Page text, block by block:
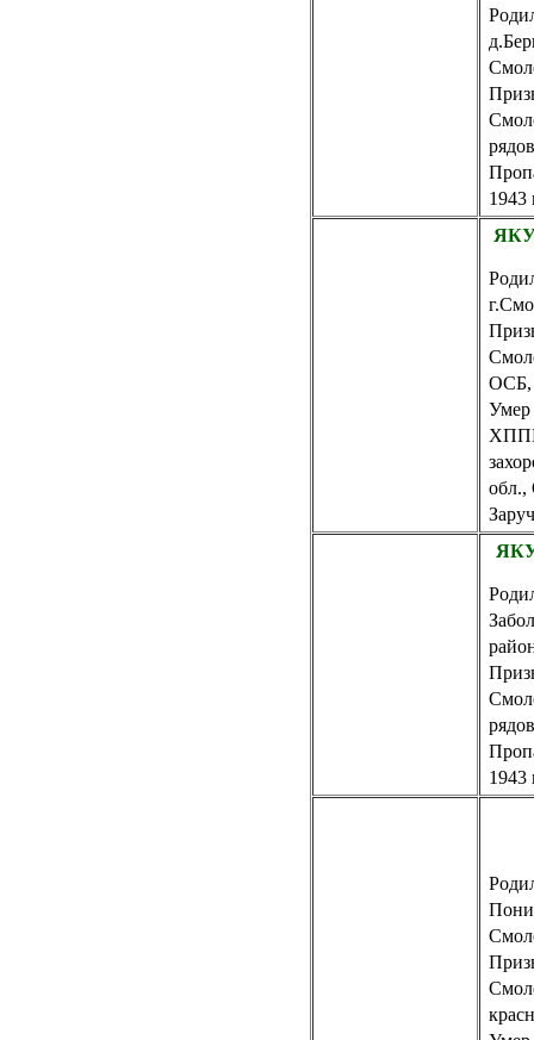
1943
ОСБ,
Умер
обл.,
1943